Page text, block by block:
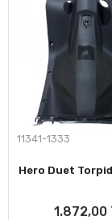
11341-1333
Hero Duet
1.872,00